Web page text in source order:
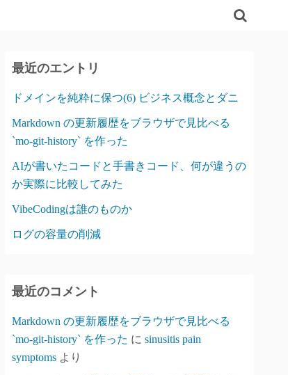
最近のエントリ
ドメインを純粋に保つ(6) ビジネス概念とダニ
Markdown の更新履歴をブラウザで見比べる
`mo-git-history` を作った
AIが書いたコードと手書きコード、何が違うの
か実際に比較してみた
VibeCodingは誰のものか
ログの容量の削減
最近のコメント
Markdown の更新履歴をブラウザで見比べる
`mo-git-history` を作った に sinusitis pain
symptoms より